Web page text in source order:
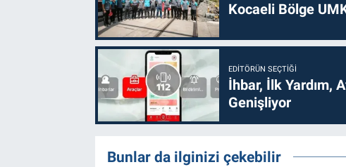
Kocaeli Bölge
EDITÖRÜN SEÇTIĞI
İhbar, İlk Yardım,
Genişliyor
Bunlar da ilginizi çekebilir